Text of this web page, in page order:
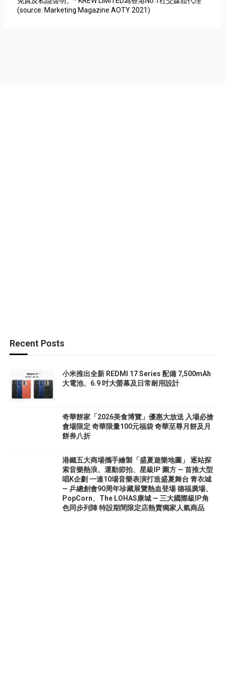
(source: Marketing Magazine AOTY 2021)
Recent Posts
小米推出全新 REDMI 17 Series 配備 7,500mAh
大電池、6.9 吋大螢幕及日常耐用設計
奇華餅家「2026美食博覽」優惠大放送 入場必搶
會場限定 奇華限量100元福袋 奇華至尊月餅及月
餅券八折
港鐵五大商場攜手繪製「盛夏遊樂地圖」 逐站探
索音樂熱浪、運動節拍、星級IP 圍方 — 首推大型
唱K企劃 一連10場音樂表演打造盛夏舞台 青衣城
— 乒總創會90周年珍藏展覽熱血登場 德福廣場、
PopCorn、The LOHAS康城 — 三大國際級IP角
色同步列陣 特設期間限定店熱賣獨家人氣商品